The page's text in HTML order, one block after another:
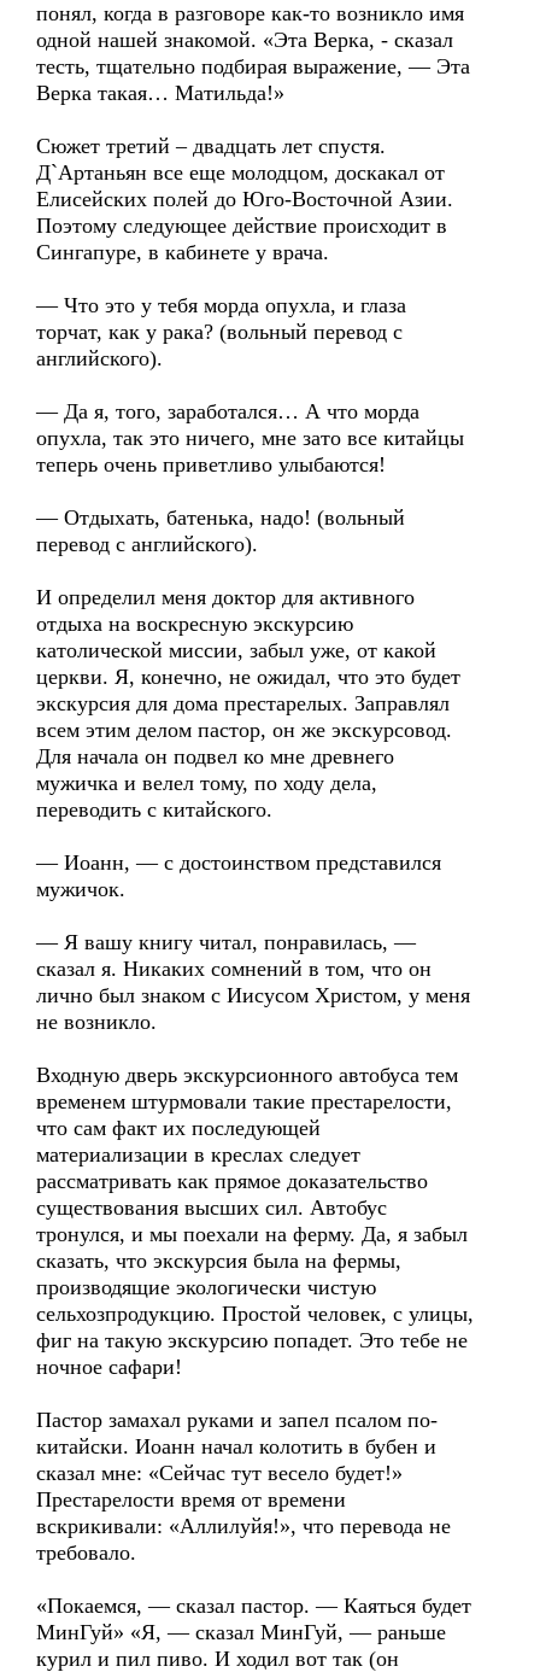
понял, когда в разговоре как-то возникло имя
одной нашей знакомой. «Эта Верка, - сказал
тесть, тщательно подбирая выражение, — Эта
Верка такая… Матильда!»
Сюжет третий – двадцать лет спустя.
Д`Артаньян все еще молодцом, доскакал от
Елисейских полей до Юго-Восточной Азии.
Поэтому следующее действие происходит в
Сингапуре, в кабинете у врача.
— Что это у тебя морда опухла, и глаза
торчат, как у рака? (вольный перевод с
английского).
— Да я, того, заработался… А что морда
опухла, так это ничего, мне зато все китайцы
теперь очень приветливо улыбаются!
— Отдыхать, батенька, надо! (вольный
перевод с английского).
И определил меня доктор для активного
отдыха на воскресную экскурсию
католической миссии, забыл уже, от какой
церкви. Я, конечно, не ожидал, что это будет
экскурсия для дома престарелых. Заправлял
всем этим делом пастор, он же экскурсовод.
Для начала он подвел ко мне древнего
мужичка и велел тому, по ходу дела,
переводить с китайского.
— Иоанн, — с достоинством представился
мужичок.
— Я вашу книгу читал, понравилась, —
сказал я. Никаких сомнений в том, что он
лично был знаком с Иисусом Христом, у меня
не возникло.
Входную дверь экскурсионного автобуса тем
временем штурмовали такие престарелости,
что сам факт их последующей
материализации в креслах следует
рассматривать как прямое доказательство
существования высших сил. Автобус
тронулся, и мы поехали на ферму. Да, я забыл
сказать, что экскурсия была на фермы,
производящие экологически чистую
сельхозпродукцию. Простой человек, с улицы,
фиг на такую экскурсию попадет. Это тебе не
ночное сафари!
Пастор замахал руками и запел псалом по-
китайски. Иоанн начал колотить в бубен и
сказал мне: «Сейчас тут весело будет!»
Престарелости время от времени
вскрикивали: «Аллилуйя!», что перевода не
требовало.
«Покаемся, — сказал пастор. — Каяться будет
МинГуй» «Я, — сказал МинГуй, — раньше
курил и пил пиво. И ходил вот так (он